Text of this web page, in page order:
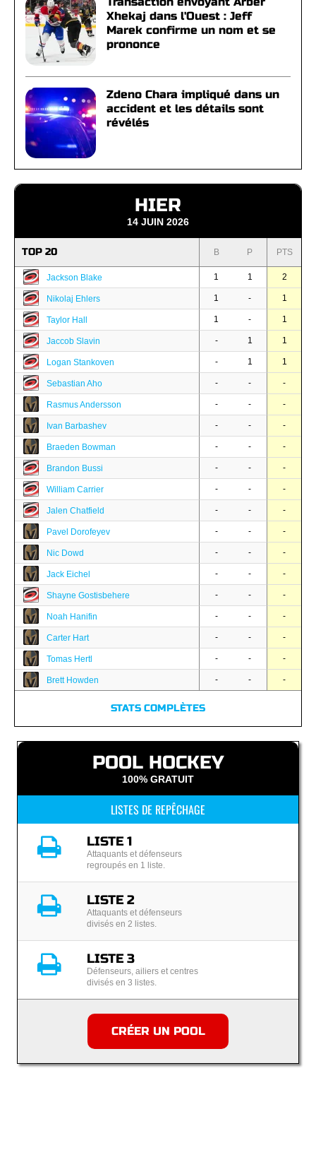
Xhekaj dans l'Ouest : Jeff
Marek confirme un nom et se
prononce
Zdeno Chara impliqué dans un
accident et les détails sont
révélés
HIER
14 JUIN 2026
TOP 20 B P PTS
Jackson Blake 1 1 2
Nikolaj Ehlers 1 - 1
Taylor Hall 1 - 1
Jaccob Slavin - 1 1
Logan Stankoven - 1 1
Sebastian Aho - - -
Rasmus Andersson - - -
Ivan Barbashev - - -
Braeden Bowman - - -
Brandon Bussi - - -
William Carrier - - -
Jalen Chatfield - - -
Pavel Dorofeyev - - -
Nic Dowd - - -
Jack Eichel - - -
Shayne Gostisbehere - - -
Noah Hanifin - - -
Carter Hart - - -
Tomas Hertl - - -
Brett Howden - - -
STATS COMPLÈTES
POOL HOCKEY
100% GRATUIT
LISTES DE REPÊCHAGE
LISTE 1
Attaquants et défenseurs
regroupés en 1 liste.
LISTE 2
Attaquants et défenseurs
divisés en 2 listes.
LISTE 3
Défenseurs, ailiers et centres
divisés en 3 listes.
CRÉER UN POOL